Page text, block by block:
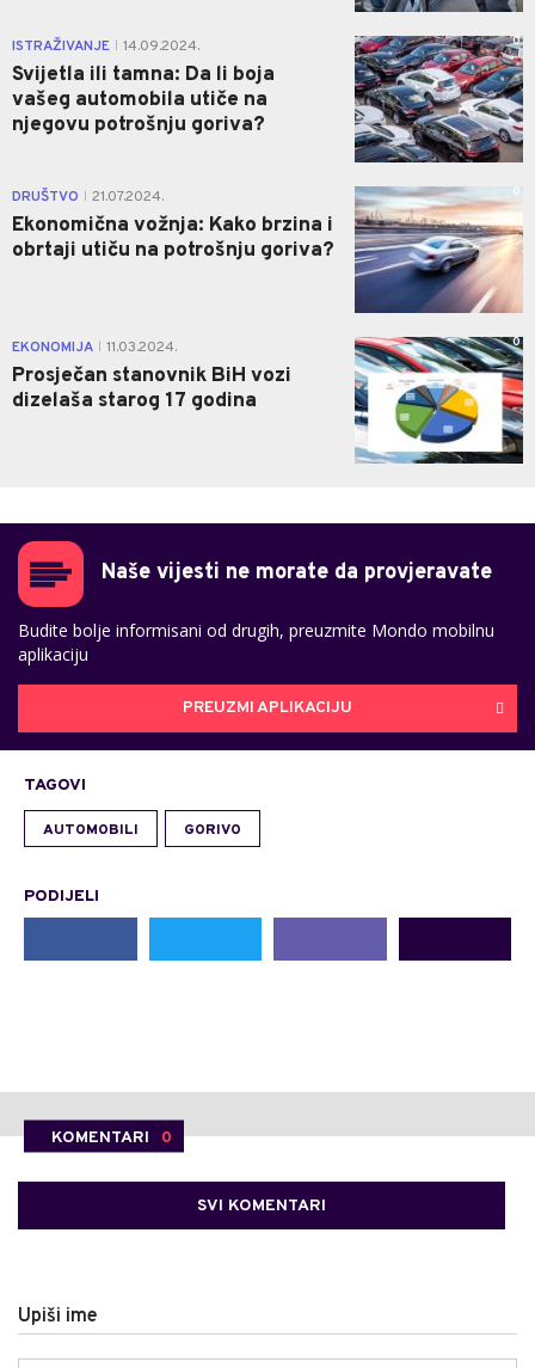
ISTRAŽIVANJE 14.09.2024.
Svijetla ili tamna: Da li boja
vašeg automobila utiče na
njegovu potrošnju goriva?
0
DRUŠTVO 21.07.2024.
Ekonomična vožnja: Kako brzina i
obrtaji utiču na potrošnju goriva?
0
EKONOMIJA 11.03.2024.
Prosječan stanovnik BiH vozi
dizelaša starog 17 godina
0
Naše vijesti ne morate da provjeravate
Budite bolje informisani od drugih, preuzmite Mondo mobilnu
aplikaciju
PREUZMI APLIKACIJU
TAGOVI
AUTOMOBILI GORIVO
PODIJELI
KOMENTARI 0
SVI KOMENTARI
Upiši ime